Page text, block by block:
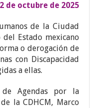
de octubre de 2025
de la Ciudad
Estado mexicano
o derogación de
con Discapacidad
a ellas.
Agendas por la
la CDHCM, Marco